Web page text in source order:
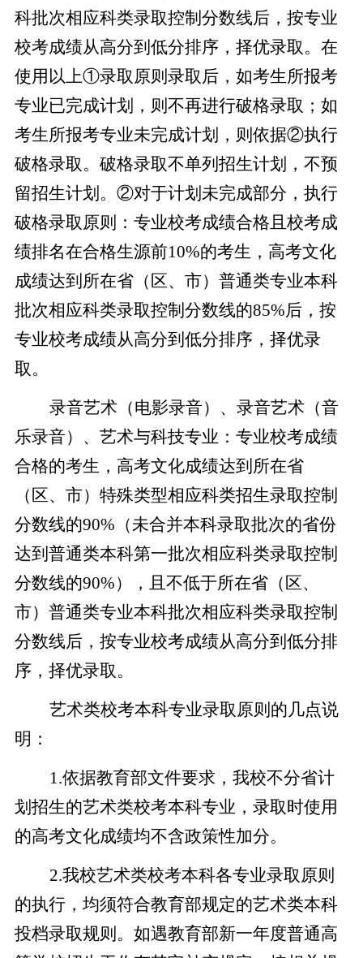
科批次相应科类录取控制分数线后，按专业
校考成绩从高分到低分排序，择优录取。在
使用以上①录取原则录取后，如考生所报考
专业已完成计划，则不再进行破格录取；如
考生所报考专业未完成计划，则依据②执行
破格录取。破格录取不单列招生计划，不预
留招生计划。②对于计划未完成部分，执行
破格录取原则：专业校考成绩合格且校考成
绩排名在合格生源前10%的考生，高考文化
成绩达到所在省（区、市）普通类专业本科
批次相应科类录取控制分数线的85%后，按
专业校考成绩从高分到低分排序，择优录
取。
录音艺术（电影录音）、录音艺术（音
乐录音）、艺术与科技专业：专业校考成绩
合格的考生，高考文化成绩达到所在省
（区、市）特殊类型相应科类招生录取控制
分数线的90%（未合并本科录取批次的省份
达到普通类本科第一批次相应科类录取控制
分数线的90%），且不低于所在省（区、
市）普通类专业本科批次相应科类录取控制
分数线后，按专业校考成绩从高分到低分排
序，择优录取。
艺术类校考本科专业录取原则的几点说
明：
1.依据教育部文件要求，我校不分省计
划招生的艺术类校考本科专业，录取时使用
的高考文化成绩均不含政策性加分。
2.我校艺术类校考本科各专业录取原则
的执行，均须符合教育部规定的艺术类本科
投档录取规则。如遇教育部新一年度普通高